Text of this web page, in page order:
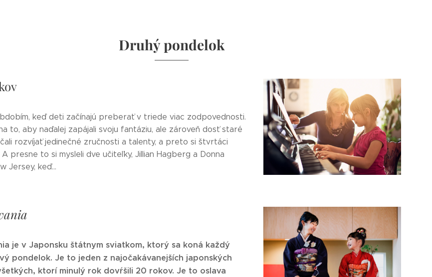
Druhý pondelok
keď deti začínajú preberať v triede viac zodpovednosti.
to, aby naďalej zapájali svoju fantáziu, ale zároveň dosť staré
rozvíjať jedinečné zručnosti a talenty, a preto si štvrtáci
A presne to si mysleli dve učiteľky, Jillian Hagberg a Donna
Jersey, keď...
je v Japonsku štátnym sviatkom, ktorý sa koná každý
pondelok. Je to jeden z najočakávanejších japonských
ktorí minulý rok dovŕšili 20 rokov. Je to oslava